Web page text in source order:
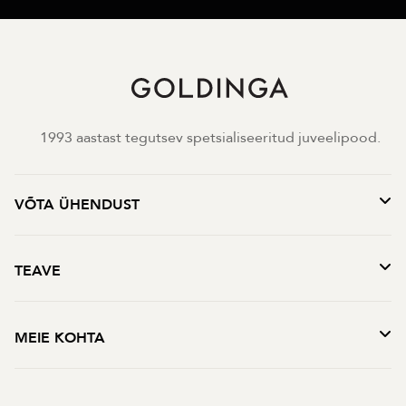
1993 aastast tegutsev spetsialiseeritud juveelipood.
VÕTA ÜHENDUST
TEAVE
MEIE KOHTA